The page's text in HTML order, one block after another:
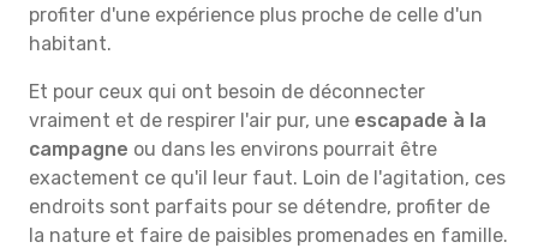
profiter d'une expérience plus proche de celle d'un
habitant.
Et pour ceux qui ont besoin de déconnecter
vraiment et de respirer l'air pur, une escapade à la
campagne ou dans les environs pourrait être
exactement ce qu'il leur faut. Loin de l'agitation, ces
endroits sont parfaits pour se détendre, profiter de
la nature et faire de paisibles promenades en famille.